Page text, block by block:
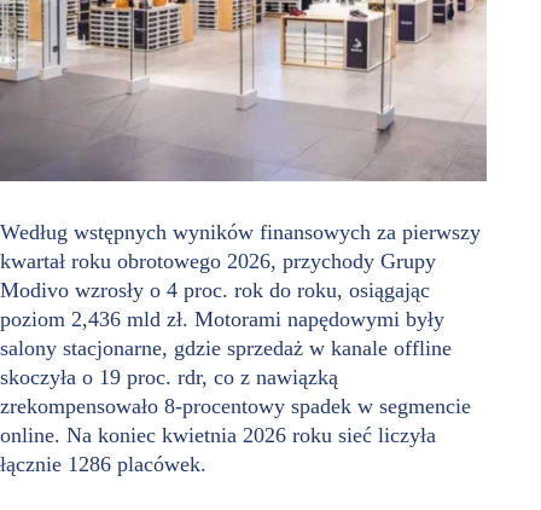
Według wstępnych wyników finansowych za pierwszy
kwartał roku obrotowego 2026, przychody Grupy
Modivo wzrosły o 4 proc. rok do roku, osiągając
poziom 2,436 mld zł. Motorami napędowymi były
salony stacjonarne, gdzie sprzedaż w kanale offline
skoczyła o 19 proc. rdr, co z nawiązką
zrekompensowało 8-procentowy spadek w segmencie
online. Na koniec kwietnia 2026 roku sieć liczyła
łącznie 1286 placówek.